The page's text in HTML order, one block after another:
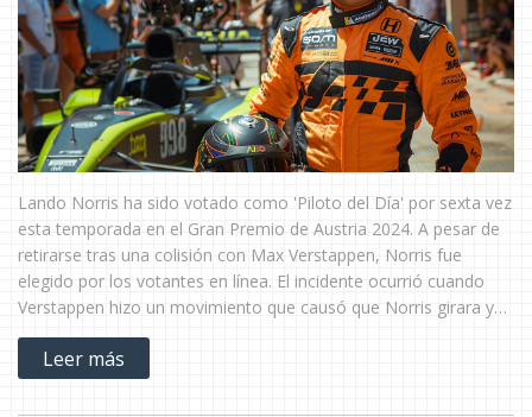
Lando Norris ha sido votado como 'Piloto del Día' por sexta vez
esta temporada en el Gran Premio de Austria 2024. A pesar de
retirarse tras una colisión con Max Verstappen, Norris fue
elegido por los votantes en línea. El incidente ocurrió cuando
Verstappen hizo un movimiento que causó que Norris girara y
se retirara de la carrera. Norris tenía una fuerte posición para
liderar antes del incidente.
Leer más